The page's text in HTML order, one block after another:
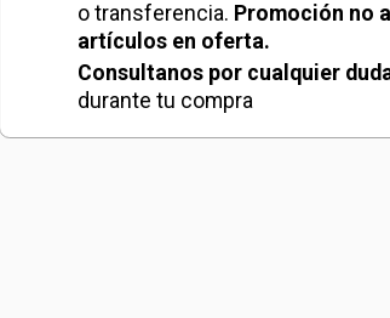
o transferencia. Promoción no
artículos en oferta.
Consultanos por cualquier
durante tu compra